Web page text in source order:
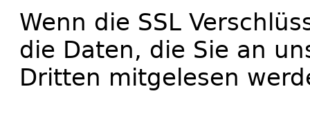
Wenn die SSL
die Daten, die Sie an
Dritten mitgelesen